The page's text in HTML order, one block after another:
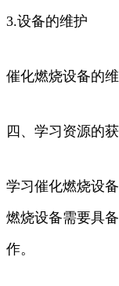
3.设备的维护
催化燃烧设备的
四、学习资源的
学习催化燃烧设
燃烧设备需要具
作。